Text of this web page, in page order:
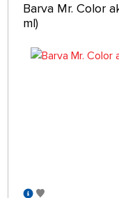
Barva Mr. Color
ml)